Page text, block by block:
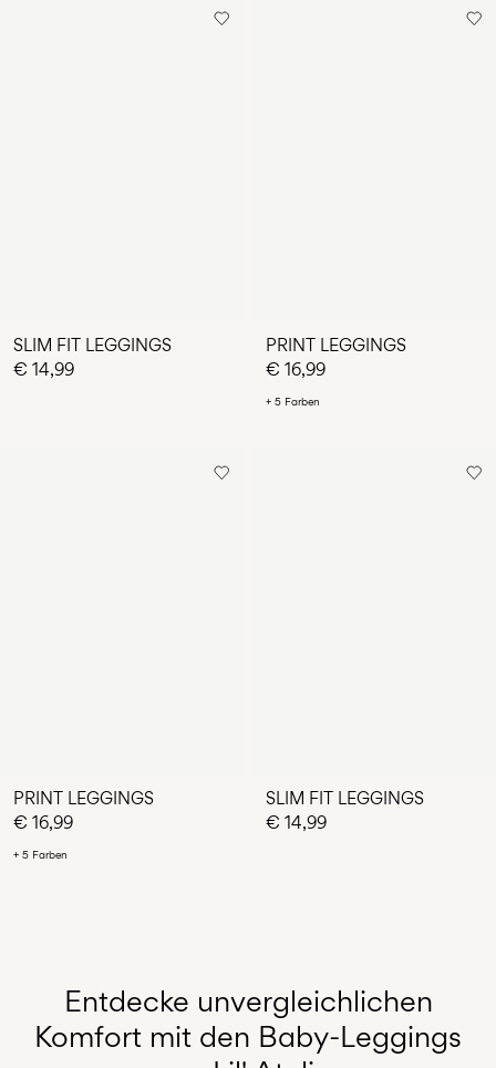
SLIM FIT LEGGINGS
€ 14,99
PRINT LEGGINGS
€ 16,99
+ 5 Farben
PRINT LEGGINGS
€ 16,99
+ 5 Farben
SLIM FIT LEGGINGS
€ 14,99
MEHR LADEN
Entdecke unvergleichlichen
Komfort mit den Baby-Leggings